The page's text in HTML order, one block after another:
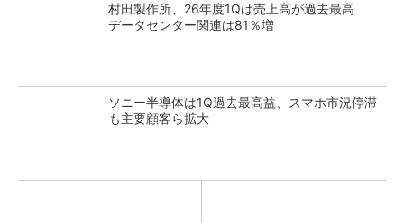
村田製作所、26年度1Qは売上高が過去最高
データセンター関連は81％増
ソニー半導体は1Q過去最高益、スマホ市況停滞
も主要顧客ら拡大